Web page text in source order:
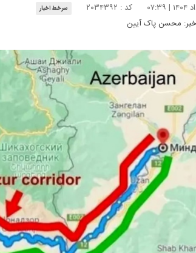
کد : ۲۰۳۴۳۹۲ سرخط اخبار
محسن پاک آیین